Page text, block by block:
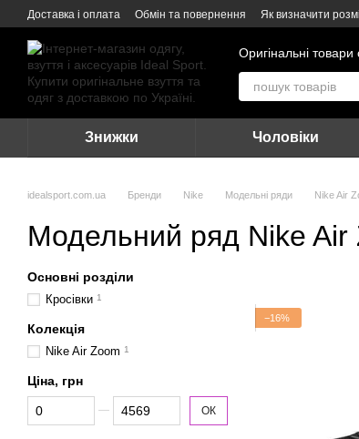
Перейти до основного контенту
Доставка і оплата Обмін та повернення Як визначити
Оригінальні товари
Знижки Чоловіки
idealsport.com.ua Бренди Nike Модельні ряди Nike Air
Модельний ряд Nike Air
−16%
Основні розділи
Кросівки 1
Колекція
Nike Air Zoom 1
Ціна, грн
Від Ціна, грн
До Ціна, грн ОК